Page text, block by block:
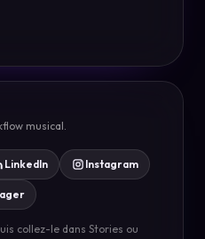
musical.
LinkedIn Instagram
collez-le dans Stories ou